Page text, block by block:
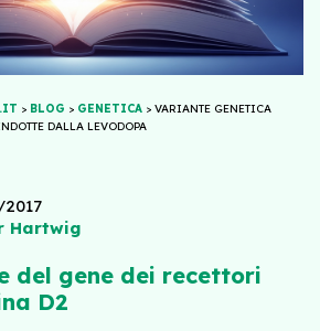
> BLOG > GENETICA > VARIANTE GENETICA
DALLA LEVODOPA
Hartwig
del gene dei recettori
D2